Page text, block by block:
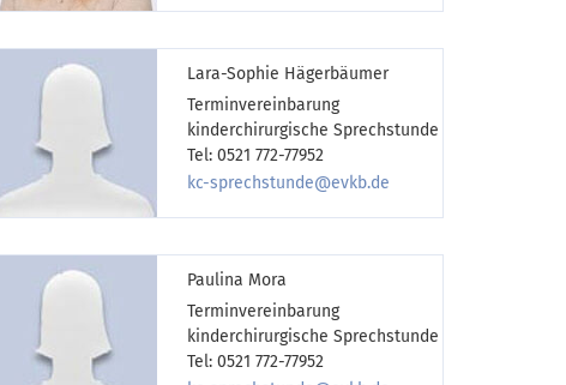
Lara-Sophie Hägerbäumer
Terminvereinbarung
kinderchirurgische Sprechstunde
Tel: 0521 772-77952
kc-sprechstunde@evkb.de
Paulina Mora
Terminvereinbarung
kinderchirurgische Sprechstunde
Tel: 0521 772-77952